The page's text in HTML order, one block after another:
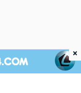
×